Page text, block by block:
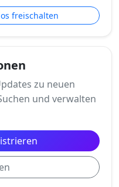
freischalten
zu neuen
und verwalten